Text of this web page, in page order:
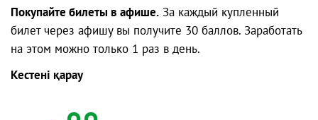
Покупайте билеты в афише. За каждый купленный
билет через афишу вы получите 30 баллов. Заработать
на этом можно только 1 раз в день.
Кестені қарау